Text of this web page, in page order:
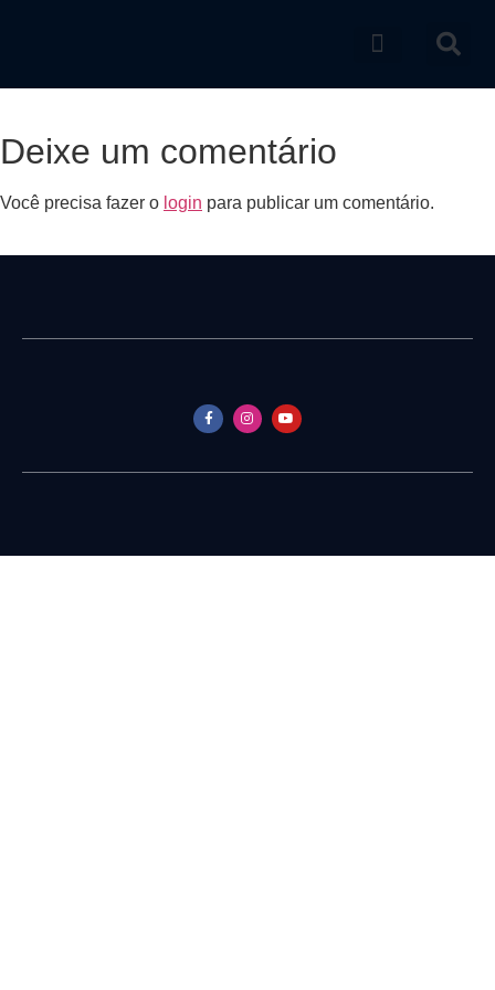
Deixe um comentário
Você precisa fazer o login para publicar um comentário.